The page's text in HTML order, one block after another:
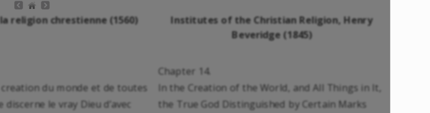
religion chrestienne (1560)
Institutes of the Christian Religion, Henry
Beveridge (1845)
Chapter 14.
du monde et de toutes
discerne le vray Dieu d’avec
In the Creation of the World, and All Things in It,
the True God Distinguished by Certain Marks